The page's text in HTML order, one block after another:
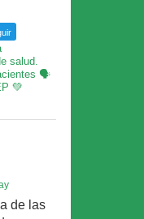
salud.
🗣
💚
de las